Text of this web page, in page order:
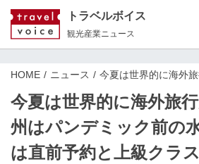
トラベルボイス
観光産業ニュース
HOME ニュース 今夏は世界的に海外
今夏は世界的に海外旅
州はパンデミック前の
は直前予約と上級クラ